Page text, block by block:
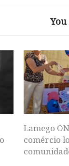
Lamego
comércio